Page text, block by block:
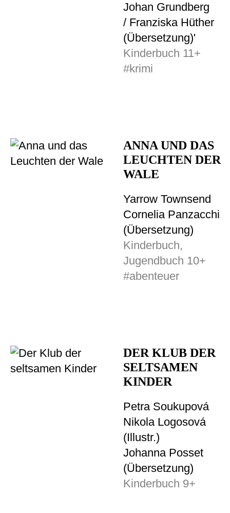
Johan Grundberg
/ Franziska Hüther
(Übersetzung)'
Kinderbuch 11+
#krimi
ANNA UND DAS
LEUCHTEN DER
WALE
Yarrow Townsend
Cornelia Panzacchi
(Übersetzung)
Kinderbuch,
Jugendbuch 10+
#abenteuer
DER KLUB DER
SELTSAMEN
KINDER
Petra Soukupová
Nikola Logosová
(Illustr.)
Johanna Posset
(Übersetzung)
Kinderbuch 9+